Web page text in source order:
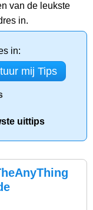
van de leukste
in.
in:
uittips